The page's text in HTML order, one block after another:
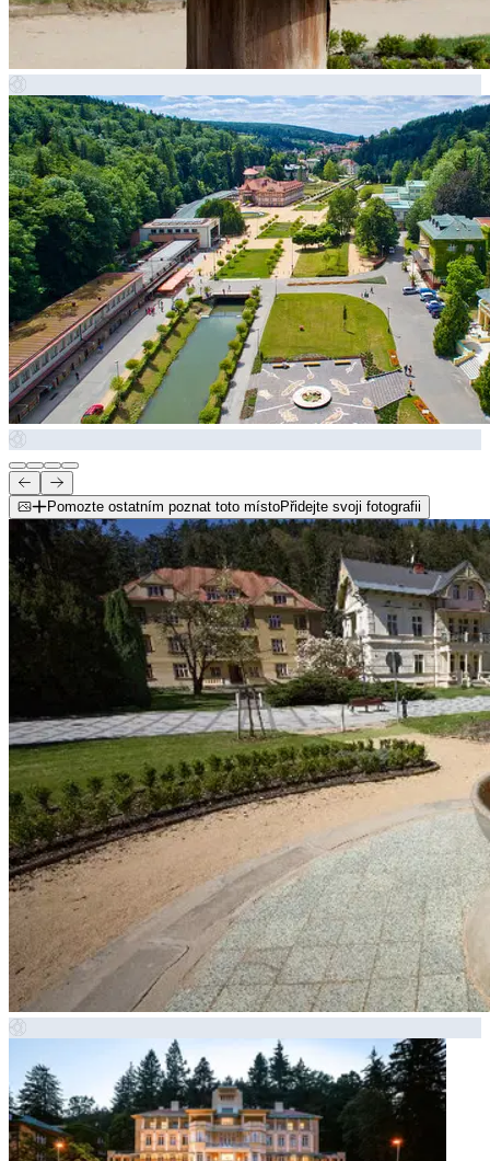
Pomozte ostatním poznat toto místoPřidejte svoji fotografii